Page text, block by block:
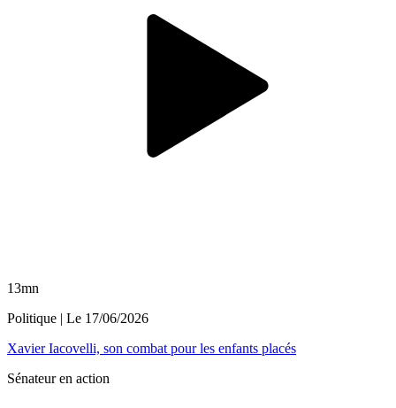
13mn
Politique | Le 17/06/2026
Xavier Iacovelli, son combat pour les enfants placés
Sénateur en action